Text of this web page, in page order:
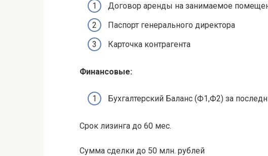
Договор аренды на занимаемое
Паспорт генерального директора
Карточка контрагента
Финансовые:
Бухгалтерский Баланс (Ф1,Ф2) за
Срок лизинга до 60 мес.
Сумма сделки до 50 млн. рублей